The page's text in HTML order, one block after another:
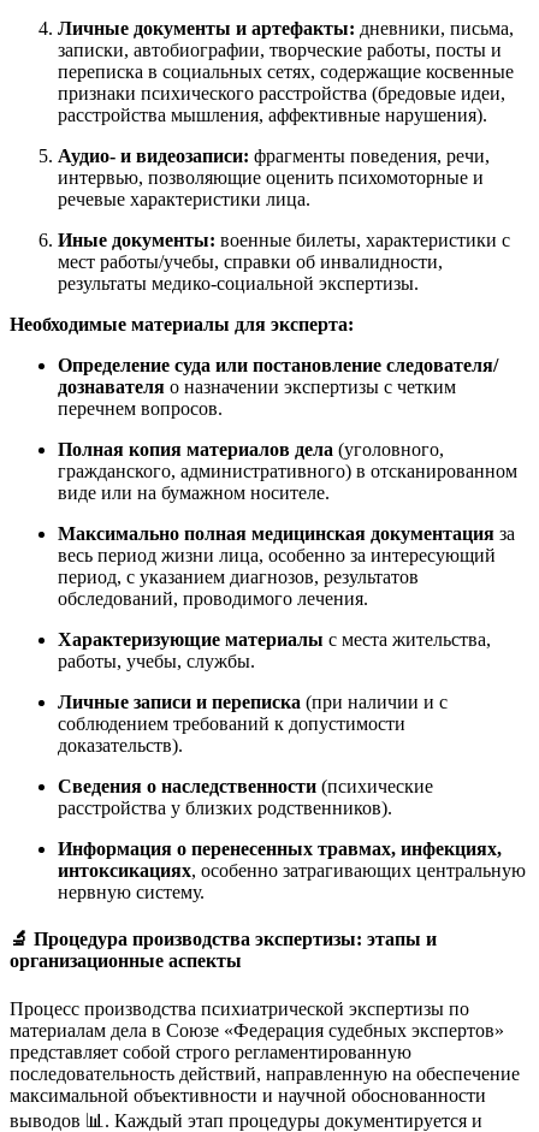
Личные документы и артефакты: дневники, письма,
записки, автобиографии, творческие работы, посты и
переписка в социальных сетях, содержащие косвенные
признаки психического расстройства (бредовые идеи,
расстройства мышления, аффективные нарушения).
Аудио- и видеозаписи: фрагменты поведения, речи,
интервью, позволяющие оценить психомоторные и
речевые характеристики лица.
Иные документы: военные билеты, характеристики с
мест работы/учебы, справки об инвалидности,
результаты медико-социальной экспертизы.
Необходимые материалы для эксперта:
Определение суда или постановление следователя/
дознавателя о назначении экспертизы с четким
перечнем вопросов.
Полная копия материалов дела (уголовного,
гражданского, административного) в отсканированном
виде или на бумажном носителе.
Максимально полная медицинская документация за
весь период жизни лица, особенно за интересующий
период, с указанием диагнозов, результатов
обследований, проводимого лечения.
Характеризующие материалы с места жительства,
работы, учебы, службы.
Личные записи и переписка (при наличии и с
соблюдением требований к допустимости
доказательств).
Сведения о наследственности (психические
расстройства у близких родственников).
Информация о перенесенных травмах, инфекциях,
интоксикациях, особенно затрагивающих центральную
нервную систему.
🔬 Процедура производства экспертизы: этапы и
организационные аспекты
Процесс производства психиатрической экспертизы по
материалам дела в Союзе «Федерация судебных экспертов»
представляет собой строго регламентированную
последовательность действий, направленную на обеспечение
максимальной объективности и научной обоснованности
выводов 📊. Каждый этап процедуры документируется и